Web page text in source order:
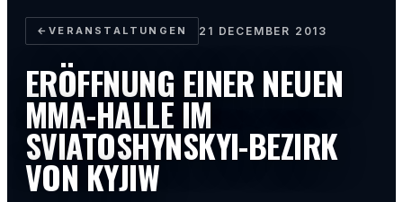
←VERANSTALTUNGEN 21 DECEMBER 2013
ERÖFFNUNG EINER NEUEN
MMA-HALLE IM
SVIATOSHYNSKYI-BEZIRK
VON KYJIW